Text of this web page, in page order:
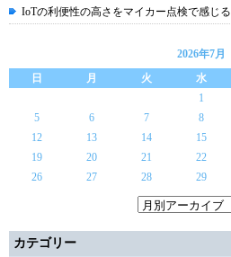
IoTの利便性の高さをマイカー点検で感じる
2026年7月
日
月 火 水
1
5
6 7 8
12
13 14 15
19
20 21 22
26
27 28 29
カテゴリー